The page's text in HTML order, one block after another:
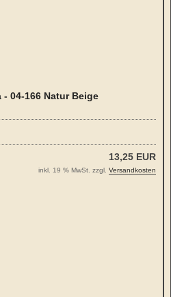
04-166 Natur Beige
13,25 EUR
inkl. 19 % MwSt. zzgl. Versandkosten